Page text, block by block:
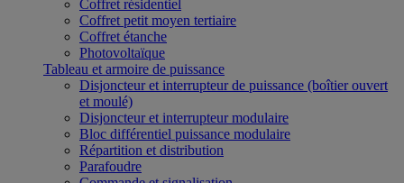
Coffret résidentiel
Coffret petit moyen tertiaire
Coffret étanche
Photovoltaïque
Tableau et armoire de puissance
Disjoncteur et interrupteur de puissance (boîtier ouvert
et moulé)
Disjoncteur et interrupteur modulaire
Bloc différentiel puissance modulaire
Répartition et distribution
Parafoudre